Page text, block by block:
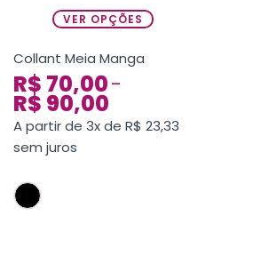
VER OPÇÕES
Collant Meia Manga
R$ 70,00 –
R$ 90,00
A partir de 3x de R$ 23,33
sem juros